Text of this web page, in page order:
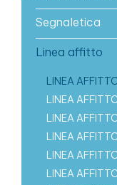
Segnaletica
Linea affitto
LINEA
LINEA
LINEA
LINEA
LINEA
LINEA